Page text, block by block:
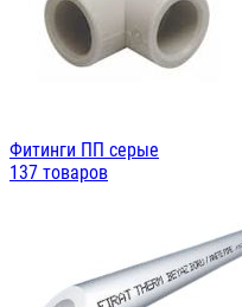
Фитинги ПП серые
137 товаров